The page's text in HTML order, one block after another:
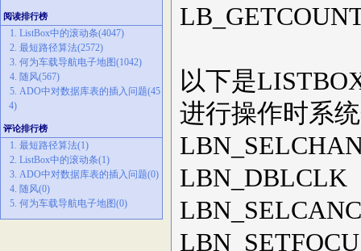
阅读排行榜
1. ListBox中的滚动条(4047)
2. 最短路径算法(2572)
3. 何为车载导航电子地图(1042)
4. 随风(567)
5. ADO中对数据库表的插入问题(45
4)
评论排行榜
1. 最短路径算法(1)
2. ListBox中的滚动条(1)
3. ADO中对数据库表的插入问题(0)
4. 随风(0)
5. 何为车载导航电子地图(0)
以下是
进行操作时系